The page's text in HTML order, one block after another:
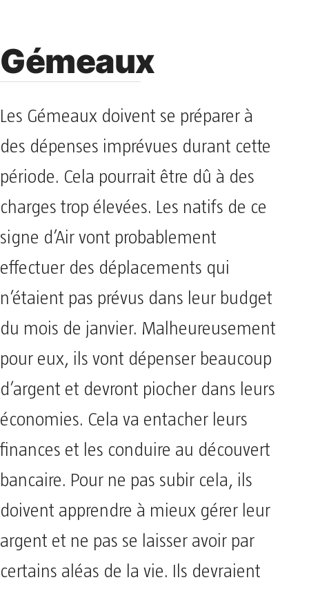
Gémeaux
Les Gémeaux doivent se préparer à
des dépenses imprévues durant cette
période. Cela pourrait être dû à des
charges trop élevées. Les natifs de ce
signe d’Air vont probablement
effectuer des déplacements qui
n’étaient pas prévus dans leur budget
du mois de janvier. Malheureusement
pour eux, ils vont dépenser beaucoup
d’argent et devront piocher dans leurs
économies. Cela va entacher leurs
finances et les conduire au découvert
bancaire. Pour ne pas subir cela, ils
doivent apprendre à mieux gérer leur
argent et ne pas se laisser avoir par
certains aléas de la vie. Ils devraient